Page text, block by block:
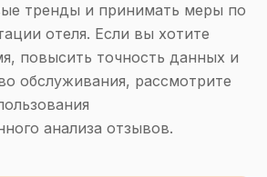
тренды и принимать меры по
отеля. Если вы хотите
повысить точность данных и
обслуживания, рассмотрите
анализа отзывов.